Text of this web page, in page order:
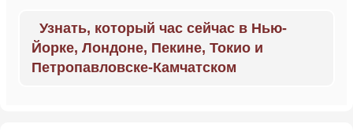
Узнать, который час сейчас в Нью-
Йорке, Лондоне, Пекине, Токио и
Петропавловске-Камчатском